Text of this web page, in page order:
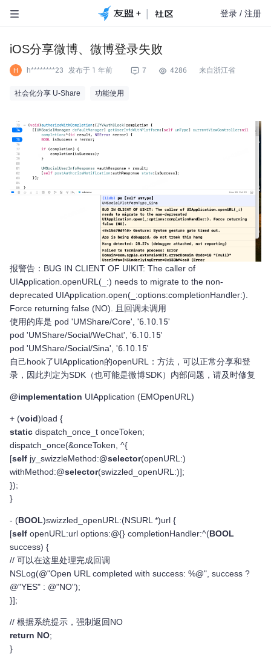
登录 / 注册
iOS分享微博、微博登录失败
H h********23 发布于 1 年前 7 4286 来自浙江省
社会化分享 U-Share 功能使用
报警告：BUG IN CLIENT OF UIKIT: The caller of
UIApplication.openURL(_:) needs to migrate to the non-
deprecated UIApplication.open(_:options:completionHandler:).
Force returning false (NO). 且回调未调用
使用的库是 pod 'UMShare/Core', '6.10.15'
pod 'UMShare/Social/WeChat', '6.10.15'
pod 'UMShare/Social/Sina', '6.10.15'
自己hook了UIApplication的openURL：方法，可以正常分享和登
录，因此判定为SDK（也可能是微博SDK）内部问题，请及时修复
@implementation UIApplication (EMOpenURL)
+ (void)load {
static dispatch_once_t onceToken;
dispatch_once(&onceToken, ^{
[self jy_swizzleMethod:@selector(openURL:)
withMethod:@selector(swizzled_openURL:)];
});
}
- (BOOL)swizzled_openURL:(NSURL *)url {
[self openURL:url options:@{} completionHandler:^(BOOL
success) {
// 可以在这里处理完成回调
NSLog(@"Open URL completed with success: %@", success ?
@"YES" : @"NO");
}];
// 根据系统提示，强制返回NO
return NO;
}